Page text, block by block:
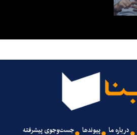
درباره ما پیوندها جست‌وجوی پیشرفته